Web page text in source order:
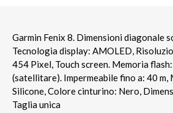
Garmin Fenix 8. Dimensioni diagonale
Tecnologia display: AMOLED,
454 Pixel, Touch screen. Memoria
(satellitare). Impermeabile fino a: 40
Silicone, Colore cinturino: Nero,
Taglia unica